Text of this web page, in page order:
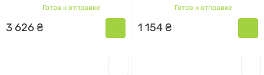
Готов к отправке
3 626₴
Готов к отправке
1 154₴